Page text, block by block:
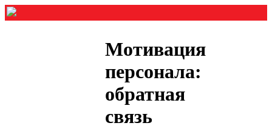
Мотивация
персонала:
обратная
связь